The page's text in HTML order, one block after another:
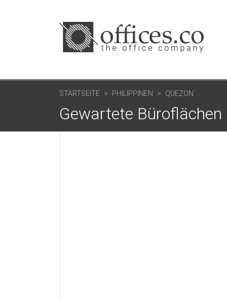
STARTSEITE PHILIPPINEN QUEZON
Gewartete Büroflächen